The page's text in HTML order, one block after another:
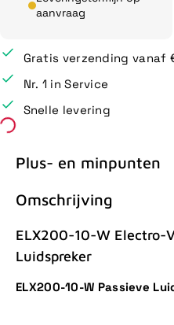
aanvraag
Gratis verzending vanaf
Nr. 1 in Service
Snelle levering
Plus- en minpunten
Omschrijving
ELX200-10-W Electro-
Luidspreker
ELX200-10-W Passieve